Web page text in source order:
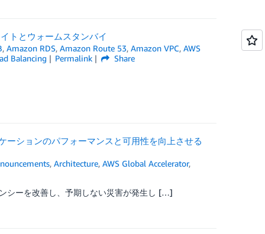
トとウォームスタンバイ
,Amazon RDS,Amazon Route 53,Amazon VPC,AWS
Balancing
Permalink Share
ションのパフォーマンスと可用性を向上させる
,Architecture,AWS Global Accelerator,
シーを改善し、予期しない災害が発生し […]